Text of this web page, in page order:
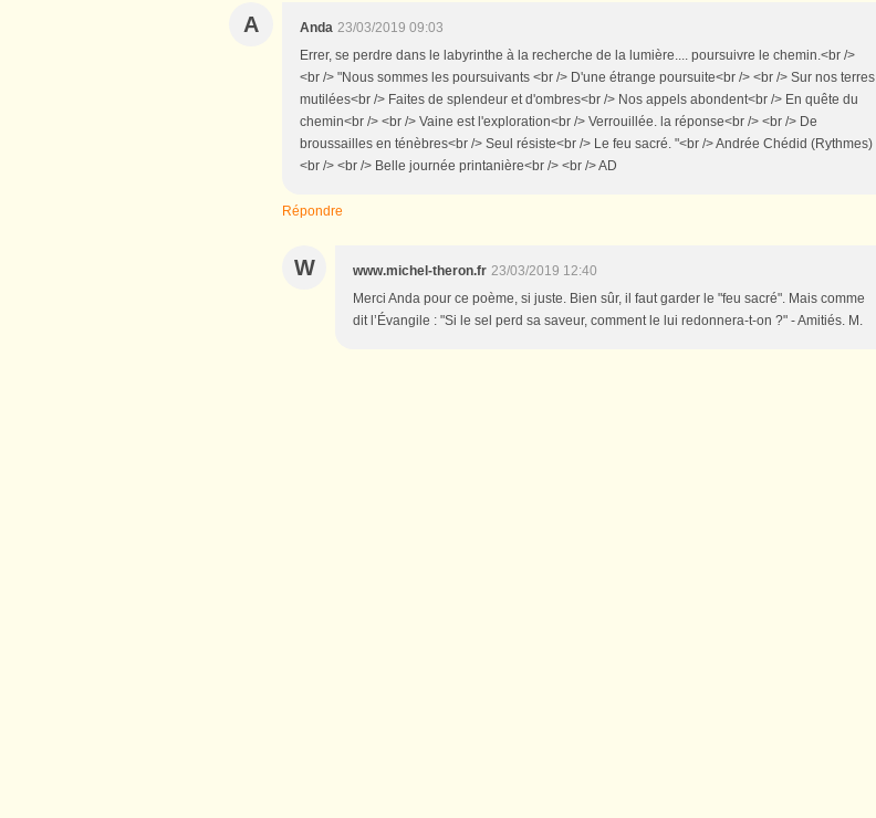
A Anda 23/03/2019 09:03
Errer, se perdre dans le labyrinthe à la recherche de la lumière.... poursuivre le chemin.<br />
<br /> "Nous sommes les poursuivants <br /> D'une étrange poursuite<br /> <br /> Sur nos terres
mutilées<br /> Faites de splendeur et d'ombres<br /> Nos appels abondent<br /> En quête du
chemin<br /> <br /> Vaine est l'exploration<br /> Verrouillée. la réponse<br /> <br /> De
broussailles en ténèbres<br /> Seul résiste<br /> Le feu sacré. "<br /> Andrée Chédid (Rythmes)
<br /> <br /> Belle journée printanière<br /> <br /> AD
Répondre
W www.michel-theron.fr 23/03/2019 12:40
Merci Anda pour ce poème, si juste. Bien sûr, il faut garder le "feu sacré". Mais comme
dit l’Évangile : "Si le sel perd sa saveur, comment le lui redonnera-t-on ?" - Amitiés. M.